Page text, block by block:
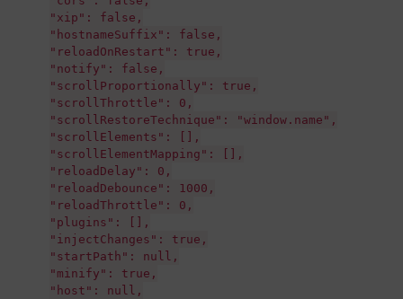
"xip": false,
"hostnameSuffix": false,
"reloadOnRestart": true,
"notify": false,
"scrollProportionally": true,
"scrollThrottle": 0,
"scrollRestoreTechnique": "window.name",
"scrollElements": [],
"scrollElementMapping": [],
"reloadDelay": 0,
"reloadDebounce": 1000,
"reloadThrottle": 0,
"plugins": [],
"injectChanges": true,
"startPath": null,
"minify": true,
"host": null,